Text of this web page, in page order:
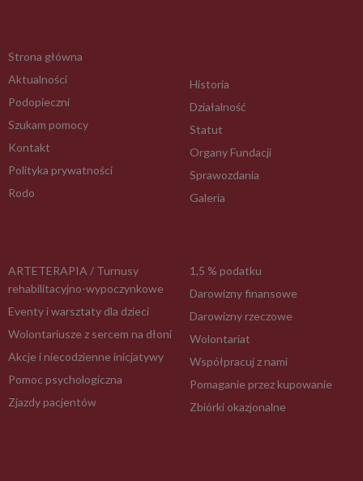
Strona główna
Aktualności
Podopieczni
Szukam pomocy
Kontakt
Polityka prywatności
Rodo
Historia
Działalność
Statut
Organy Fundacji
Sprawozdania
Galeria
ARTETERAPIA / Turnusy
rehabilitacyjno-wypoczynkowe
Eventy i warsztaty dla dzieci
Wolontariusze z sercem na dłoni
Akcje i niecodzienne inicjatywy
Pomoc psychologiczna
Zjazdy pacjentów
1,5 % podatku
Darowizny finansowe
Darowizny rzeczowe
Wolontariat
Współpracuj z nami
Pomaganie przez kupowanie
Zbiórki okazjonalne